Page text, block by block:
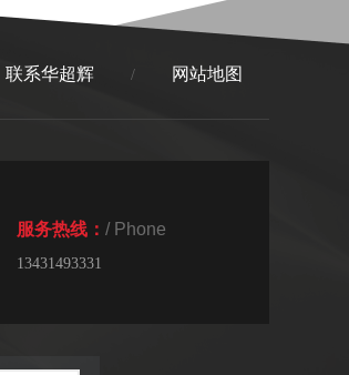
联系华超辉 / 网站地图
服务热线： / Phone
13431493331